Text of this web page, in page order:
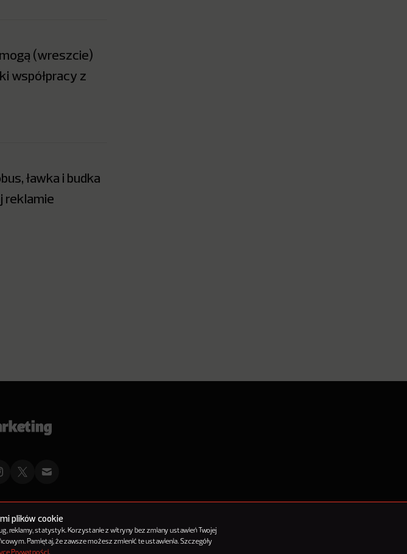
plików cookie
reklamy, statystyk. Korzystanie z witryny bez zmiany ustawień Twojej
Pamiętaj, że zawsze możesz zmienić te ustawienia. Szczegóły
Prywatności.
(wreszcie)
współpracy z
ławka i budka
reklamie
PrywatnościKanał RSS